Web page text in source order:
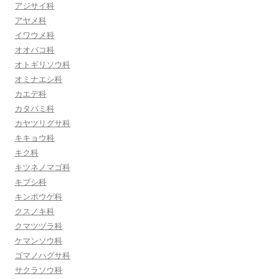
アジサイ科
アヤメ科
イワウメ科
オオバコ科
オトギリソウ科
オミナエシ科
カエデ科
カタバミ科
カヤツリグサ科
キキョウ科
キク科
キツネノマゴ科
キブシ科
キンポウゲ科
クスノキ科
クマツヅラ科
ケマンソウ科
ゴマノハグサ科
サクラソウ科